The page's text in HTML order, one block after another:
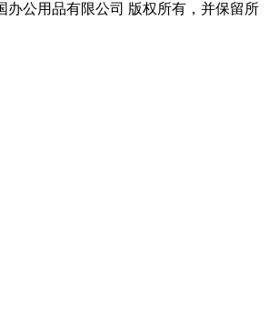
办公用品有限公司 版权所有，并保留所